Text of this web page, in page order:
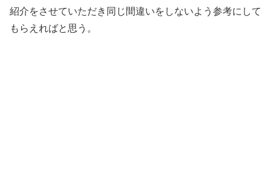
紹介をさせていただき同じ間違いをしないよう参考にして
もらえればと思う。